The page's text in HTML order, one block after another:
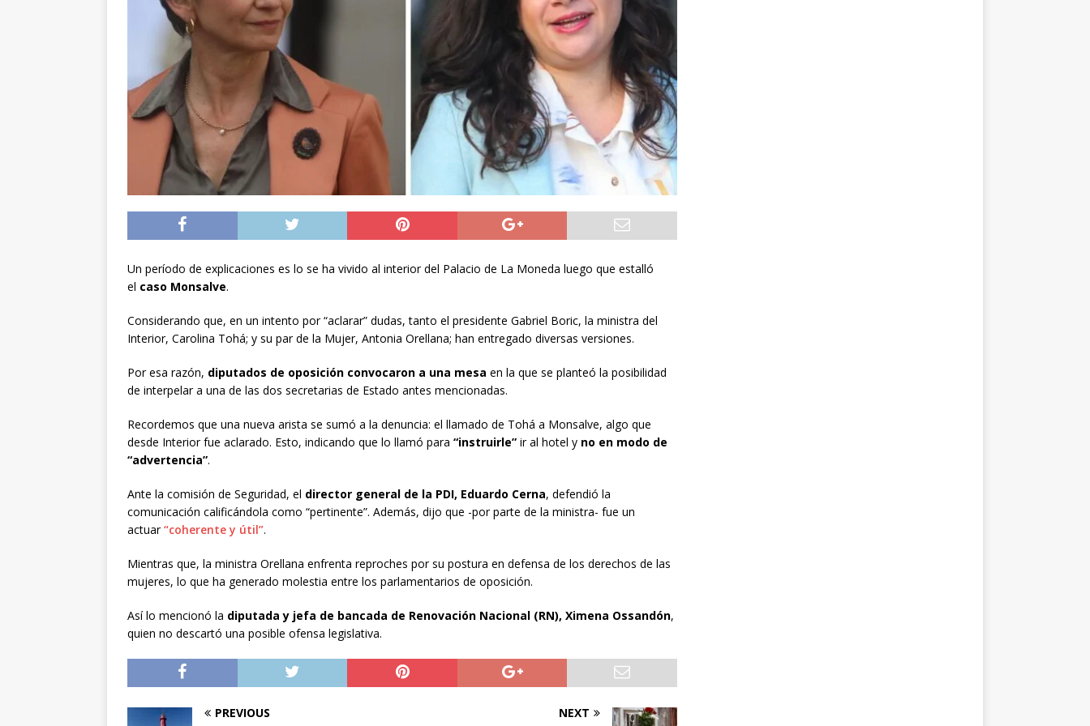
[ 05/08/2026 ]
Diputado Álvaro Jofre alerta por el futuro del Casino Municipal de
Iquique
[ 05/08/2026 ]
Concejo Municipal aprueba proyecto para mejorar el alumbrado
público del sector El Boro
ALTO HOSPICIO
[ 06/08/2026 ]
El papa León XIV viajará a Uruguay, Argentina y Perú del 6 al 17 de
noviembre
INTERNACIONAL
Un período de explicaciones es lo se ha vivido al interior del Palacio de La Moneda luego que estalló
el caso Monsalve.
Considerando que, en un intento por “aclarar” dudas, tanto el presidente Gabriel Boric, la ministra del
Interior, Carolina Tohá; y su par de la Mujer, Antonia Orellana; han entregado diversas versiones.
Por esa razón, diputados de oposición convocaron a una mesa en la que se planteó la posibilidad
de interpelar a una de las dos secretarias de Estado antes mencionadas.
Recordemos que una nueva arista se sumó a la denuncia: el llamado de Tohá a Monsalve, algo que
desde Interior fue aclarado. Esto, indicando que lo llamó para “instruirle” ir al hotel y no en modo de
“advertencia”.
Ante la comisión de Seguridad, el director general de la PDI, Eduardo Cerna, defendió la
comunicación calificándola como “pertinente”. Además, dijo que -por parte de la ministra- fue un
actuar“coherente y útil”.
Mientras que, la ministra Orellana enfrenta reproches por su postura en defensa de los derechos de las
mujeres, lo que ha generado molestia entre los parlamentarios de oposición.
Así lo mencionó la diputada y jefa de bancada de Renovación Nacional (RN), Ximena Ossandón,
quien no descartó una posible ofensa legislativa.
PREVIOUS NEXT